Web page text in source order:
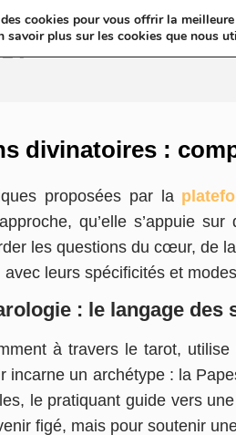
Annuaires &
divinatoires :
proposées par la
qu’elle s’appuie
les questions du cœur, de
leurs spécificités et
: le langage des
à travers le tarot,
incarne un archétype : la
le pratiquant guide vers
figé, mais pour soutenir
cookies pour vous offrir la
savoir plus sur les cookies que nous